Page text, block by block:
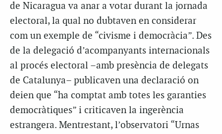
de Nicaragua va anar a votar durant la jornada
electoral, la qual no dubtaven en considerar
com un exemple de “civisme i democràcia”. Des
de la delegació d’acompanyants internacionals
al procés electoral –amb presència de delegats
de Catalunya– publicaven una declaració on
deien que “ha comptat amb totes les garanties
democràtiques” i criticaven la ingerència
estrangera. Mentrestant, l’observatori “Urnas